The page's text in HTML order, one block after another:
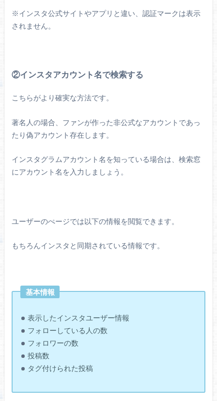
※インスタ公式サイトやアプリと違い、認証マークは表示
されません。
②インスタアカウント名で検索する
こちらがより確実な方法です。
著名人の場合、ファンが作った非公式なアカウントであっ
たり偽アカウント存在します。
インスタグラムアカウント名を知っている場合は、検索窓
にアカウント名を入力しましょう。
ユーザーのぺージでは以下の情報を閲覧できます。
もちろんインスタと同期されている情報です。
基本情報
表示したインスタユーザー情報
フォローしている人の数
フォロワーの数
投稿数
タグ付けられた投稿